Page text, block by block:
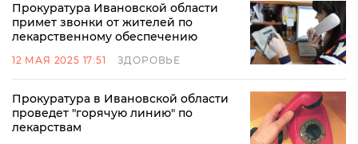
Прокуратура Ивановской области
примет звонки от жителей по
лекарственному обеспечению
12 МАЯ 2025 17:51 ЗДОРОВЬЕ
Прокуратура в Ивановской области
проведет "горячую линию" по
лекарствам